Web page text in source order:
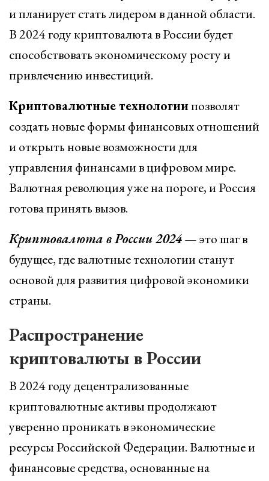
и планирует стать лидером в данной области.
В 2024 году криптовалюта в России будет
способствовать экономическому росту и
привлечению инвестиций.
Криптовалютные технологиипозволят
создать новые формы финансовых отношений
и открыть новые возможности для
управления финансами в цифровом мире.
Валютная революция уже на пороге, и Россия
готова принять вызов.
Криптовалюта в России 2024— это шаг в
будущее, где валютные технологии станут
основой для развития цифровой экономики
страны.
Распространение
криптовалюты в России
В 2024 году децентрализованные
криптовалютные активы продолжают
уверенно проникать в экономические
ресурсы Российской Федерации. Валютные и
финансовые средства, основанные на